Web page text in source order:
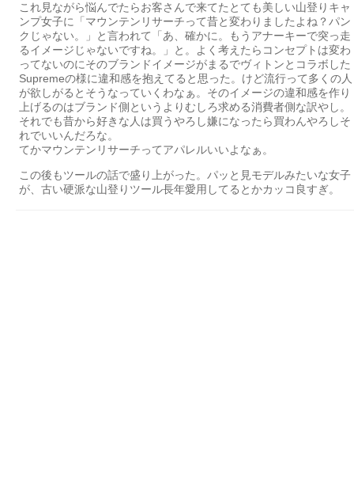
これ見ながら悩んでたらお客さんで来てたとても美しい山登りキャ
ンプ女子に「マウンテンリサーチって昔と変わりましたよね？パン
クじゃない。」と言われて「あ、確かに。もうアナーキーで突っ走
るイメージじゃないですね。」と。よく考えたらコンセプトは変わ
ってないのにそのブランドイメージがまるでヴィトンとコラボした
Supremeの様に違和感を抱えてると思った。けど流行って多くの人
が欲しがるとそうなっていくわなぁ。そのイメージの違和感を作り
上げるのはブランド側というよりむしろ求める消費者側な訳やし。
それでも昔から好きな人は買うやろし嫌になったら買わんやろしそ
れでいいんだろな。
てかマウンテンリサーチってアパレルいいよなぁ。
この後もツールの話で盛り上がった。パッと見モデルみたいな女子
が、古い硬派な山登りツール長年愛用してるとかカッコ良すぎ。